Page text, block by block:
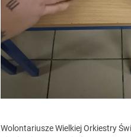
Wolontariusze Wielkiej Orkiestry